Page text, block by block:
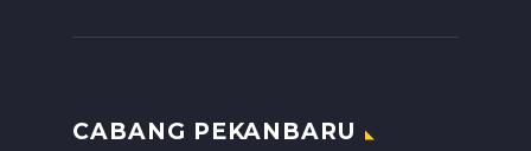
CABANG PEKANBARU